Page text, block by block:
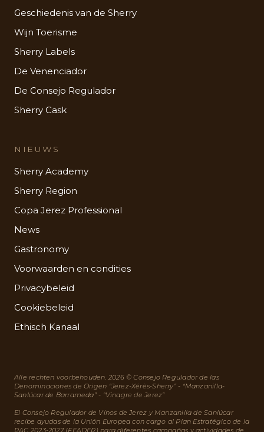
Geschiedenis van de Sherry
Wijn Toerisme
Sherry Labels
De Venenciador
De Consejo Regulador
Sherry Cask
NIEUWS
Sherry Academy
Sherry Region
Copa Jerez Professional
News
Gastronomy
Voorwaarden en condities
Privacybeleid
Cookiebeleid
Ethisch Kanaal
Alle rechten voorbehouden. 2026 © Consejo Regulador de las
Denominaciones de Origen “Jerez-Xérès-Sherry” - “Manzanilla-
Sanlúcar de Barrameda” - “Vinagre de Jerez”
El Consejo Regulador de Vinos de Jerez y Manzanilla de Sanlúcar
recibe ayudas de la Unión Europea con cargo al Plan Estratégico de la